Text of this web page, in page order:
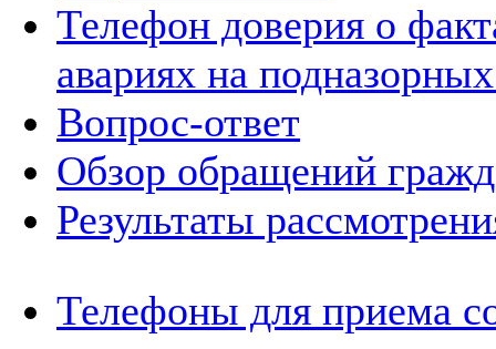
Телефон доверия о
авариях на
Вопрос-ответ
Обзор обращений
Результаты
Телефоны для приема